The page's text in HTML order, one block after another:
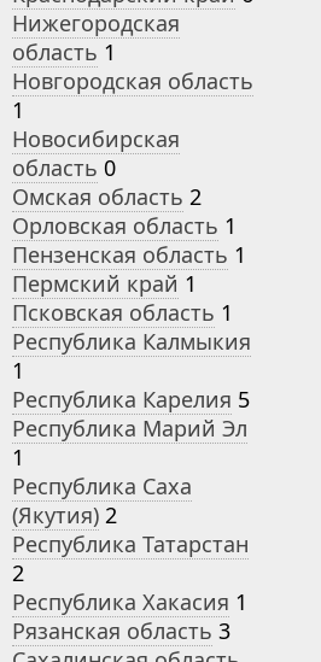
Нижегородская
область 1
Новгородская область
1
Новосибирская
область 0
Омская область 2
Орловская область 1
Пензенская область 1
Пермский край 1
Псковская область 1
Республика Калмыкия
1
Республика Карелия 5
Республика Марий Эл
1
Республика Саха
(Якутия) 2
Республика Татарстан
2
Республика Хакасия 1
Рязанская область 3